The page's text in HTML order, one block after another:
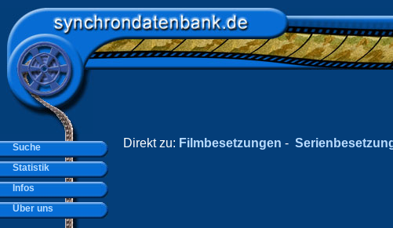
Direkt zu: Filmbesetzungen -
Suche
Statistik
Infos
Über uns